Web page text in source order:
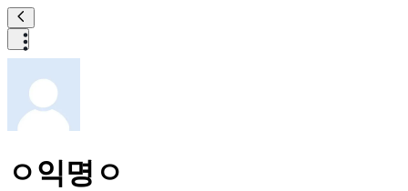
ㅇ익명ㅇ